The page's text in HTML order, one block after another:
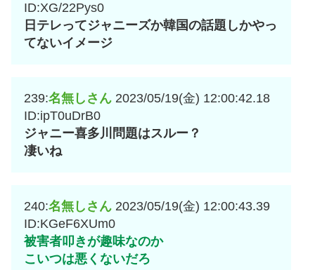
ID:XG/22Pys0
日テレってジャニーズか韓国の話題しかやっ
てないイメージ
239:名無しさん 2023/05/19(金) 12:00:42.18
ID:ipT0uDrB0
ジャニー喜多川問題はスルー？
凄いね
240:名無しさん 2023/05/19(金) 12:00:43.39
ID:KGeF6XUm0
被害者叩きが趣味なのか
こいつは悪くないだろ